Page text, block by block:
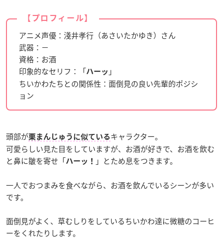
【プロフィール】
アニメ声優：淺井孝行（あさいたかゆき）さん
武器：－
資格：お酒
印象的なセリフ：「ハーッ 」
ちいかわたちとの関係性：面倒見の良い先輩的ポジシ
ョン
頭部が栗まんじゅうに似ている キャラクター。
可愛らしい見た目をしていますが、お酒が好きで、お酒を飲む
と鼻に皺を寄せ「ハーッ！ 」とため息をつきます。
一人でおつまみを食べながら、お酒を飲んでいるシーンが多い
です。
面倒見がよく、草むしりをしているちいかわ達に微糖のコーヒ
ーをくれたりします。